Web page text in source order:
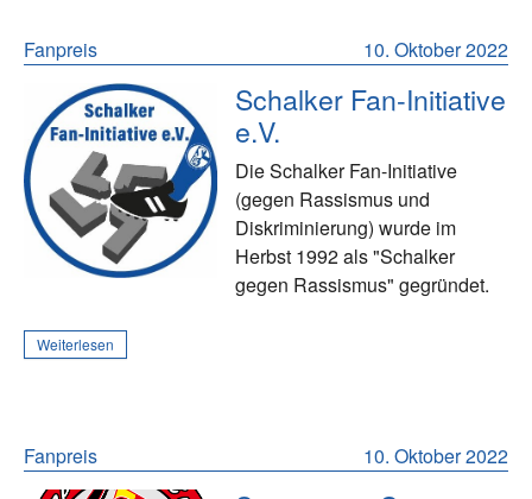
10. Oktober 2022
Fanpreis
Schalker Fan-Initiative
e.V.
Die Schalker Fan-Initiative
(gegen Rassismus und
Diskriminierung) wurde im
Herbst 1992 als "Schalker
gegen Rassismus" gegründet.
Weiterlesen
10. Oktober 2022
Fanpreis